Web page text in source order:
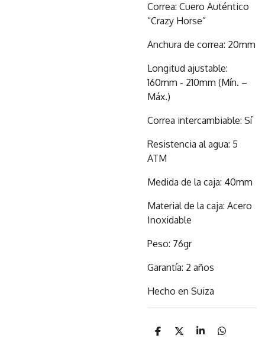
Correa: Cuero Auténtico
“Crazy Horse”
Anchura de correa: 20mm
Longitud ajustable:
160mm - 210mm (Mín. –
Máx.)
Correa intercambiable: Sí
Resistencia al agua: 5
ATM
Medida de la caja: 40mm
Material de la caja: Acero
Inoxidable
Peso: 76gr
Garantía: 2 años
Hecho en Suiza
C
C
C
C